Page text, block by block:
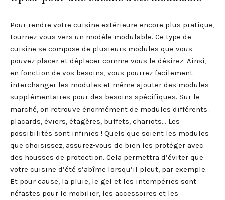
Pour rendre votre cuisine extérieure encore plus pratique,
tournez-vous vers un modèle modulable. Ce type de
cuisine se compose de plusieurs modules que vous
pouvez placer et déplacer comme vous le désirez. Ainsi,
en fonction de vos besoins, vous pourrez facilement
interchanger les modules et même ajouter des modules
supplémentaires pour des besoins spécifiques. Sur le
marché, on retrouve énormément de modules différents :
placards, éviers, étagères, buffets, chariots… Les
possibilités sont infinies ! Quels que soient les modules
que choisissez, assurez-vous de bien les protéger avec
des housses de protection. Cela permettra d’éviter que
votre cuisine d’été s’abîme lorsqu’il pleut, par exemple.
Et pour cause, la pluie, le gel et les intempéries sont
néfastes pour le mobilier, les accessoires et les